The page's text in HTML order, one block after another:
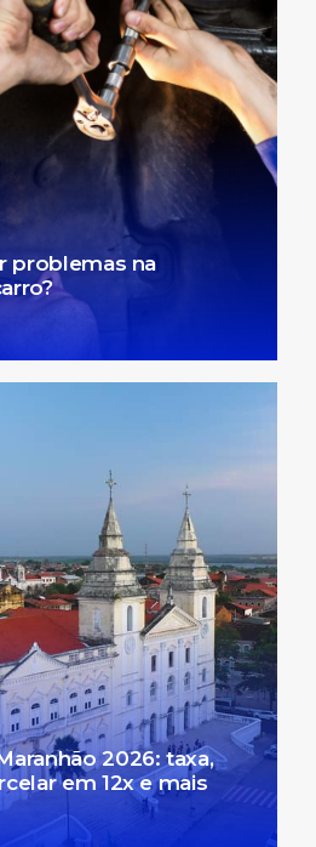
problemas na
2026: taxa,
em 12x e mais